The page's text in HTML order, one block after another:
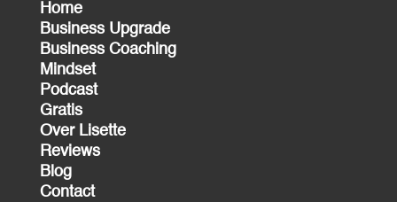
Home
Business Upgrade
Business Coaching
Mindset
Podcast
Gratis
Over Lisette
Reviews
Blog
Contact